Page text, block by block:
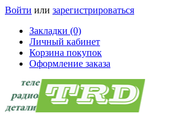
Войти или зарегистрироваться
Закладки (0)
Личный кабинет
Корзина покупок
Оформление заказа